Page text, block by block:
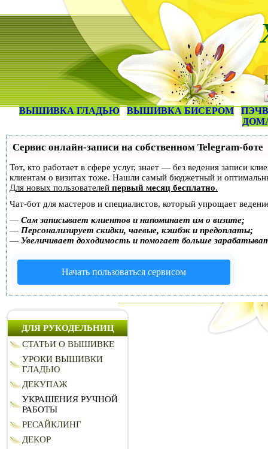
ВЫШИВКА ГЛАДЬЮ ВЫШИВКА БИСЕРОМ
Сервис онлайн-записи на собственном Telegram-боте
Тот, кто работает в сфере услуг, знает — без ведения записи
клиентам о визитах тоже. Нашли самый бюджетный и
Для новых пользователей первый месяц бесплатно.
Чат-бот для мастеров и специалистов, который упрощает
— Сам записывает клиентов и напоминает им о визите;
— Персонализирует скидки, чаевые, кэшбэк и предоплаты;
— Увеличивает доходимость и помогает больше
Начать пользоваться сервисом
ДЛЯ РУКОДЕЛЬНИЦ
СТАТЬИ О ВЫШИВКЕ
УРОКИ ВЫШИВКИ
ГЛАДЬЮ
ДЕКУПАЖ
УКРАШЕНИЯ РУЧНОЙ
РАБОТЫ
РЕСАЙКЛИНГ
ДЕКОР